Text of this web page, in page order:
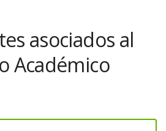
asociados al
Académico